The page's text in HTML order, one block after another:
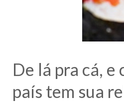
De lá pra cá, e
país tem sua